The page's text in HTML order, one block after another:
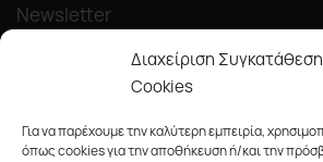
Διαχείριση
Cookies
Για να παρέχουμε την καλύτερη εμπειρία,
όπως cookies για την αποθήκευση ή/και την
Newsletter